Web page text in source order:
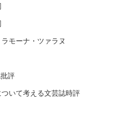
モーナ・ツァラヌ
評
いて考える文芸誌時評